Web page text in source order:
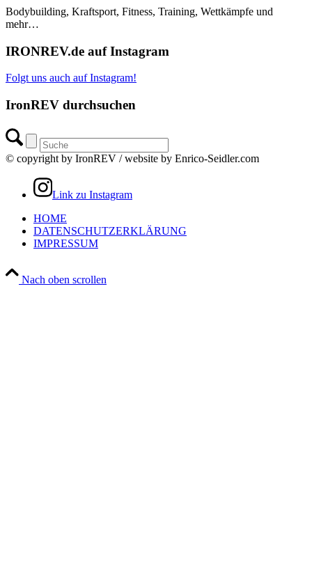
Bodybuilding, Kraftsport, Fitness, Training, Wettkämpfe und
mehr…
IRONREV.de auf Instagram
Folgt uns auch auf Instagram!
IronREV durchsuchen
© copyright by IronREV / website by Enrico-Seidler.com
Link zu Instagram
HOME
DATENSCHUTZERKLÄRUNG
IMPRESSUM
Nach oben scrollen